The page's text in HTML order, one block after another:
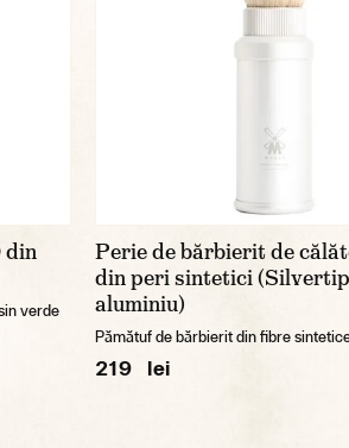
din
verde
Perie de bărbierit de
din peri sintetici
aluminiu)
Pămătuf de bărbierit din fibre
219 lei